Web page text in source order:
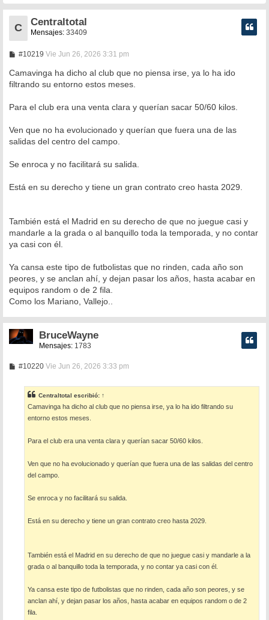
e
C
Centraltotal
Mensajes: 33409
#10219M
n
s
a
e
Vie Jun 26, 2026 3:31 pm
Camavinga ha dicho al club que no piensa irse, ya lo ha ido
filtrando su entorno estos meses.
Para el club era una venta clara y querían sacar 50/60 kilos.
Ven que no ha evolucionado y querían que fuera una de las
salidas del centro del campo.
Se enroca y no facilitará su salida.
Está en su derecho y tiene un gran contrato creo hasta 2029.
También está el Madrid en su derecho de que no juegue casi y
mandarle a la grada o al banquillo toda la temporada, y no contar
ya casi con él.
Ya cansa este tipo de futbolistas que no rinden, cada año son
peores, y se anclan ahí, y dejan pasar los años, hasta acabar en
equipos random o de 2 fila.
Como los Mariano, Vallejo..
BruceWayne
Mensajes: 1783
#10220M
a
j
e
Vie Jun 26, 2026 3:33 pm
Centraltotal escribió: ↑
Camavinga ha dicho al club que no piensa irse, ya lo ha ido filtrando su
entorno estos meses.
Para el club era una venta clara y querían sacar 50/60 kilos.
Ven que no ha evolucionado y querían que fuera una de las salidas del centro
del campo.
Se enroca y no facilitará su salida.
Está en su derecho y tiene un gran contrato creo hasta 2029.
También está el Madrid en su derecho de que no juegue casi y mandarle a la
grada o al banquillo toda la temporada, y no contar ya casi con él.
Ya cansa este tipo de futbolistas que no rinden, cada año son peores, y se
anclan ahí, y dejan pasar los años, hasta acabar en equipos random o de 2
fila.